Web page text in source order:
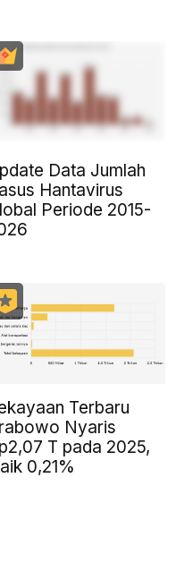
Data Jumlah
Hantavirus
Periode 2015-
Terbaru
Nyaris
T pada 2025,
0,21%